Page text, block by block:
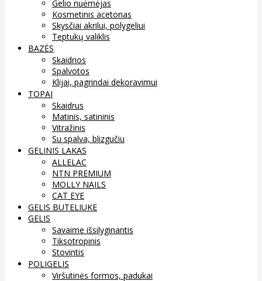
Gelio nuėmėjas
Kosmetinis acetonas
Skysčiai akrilui, polygeliui
Teptukų valiklis
BAZĖS
Skaidrios
Spalvotos
Klijai, pagrindai dekoravimui
TOPAI
Skaidrus
Matinis, satininis
Vitražinis
Su spalva, blizgučiu
GELINIS LAKAS
ALLELAC
NTN PREMIUM
MOLLY NAILS
CAT EYE
GELIS BUTELIUKE
GELIS
Savaime išsilyginantis
Tiksotropinis
Stovintis
POLIGELIS
Viršutinės formos, padukai